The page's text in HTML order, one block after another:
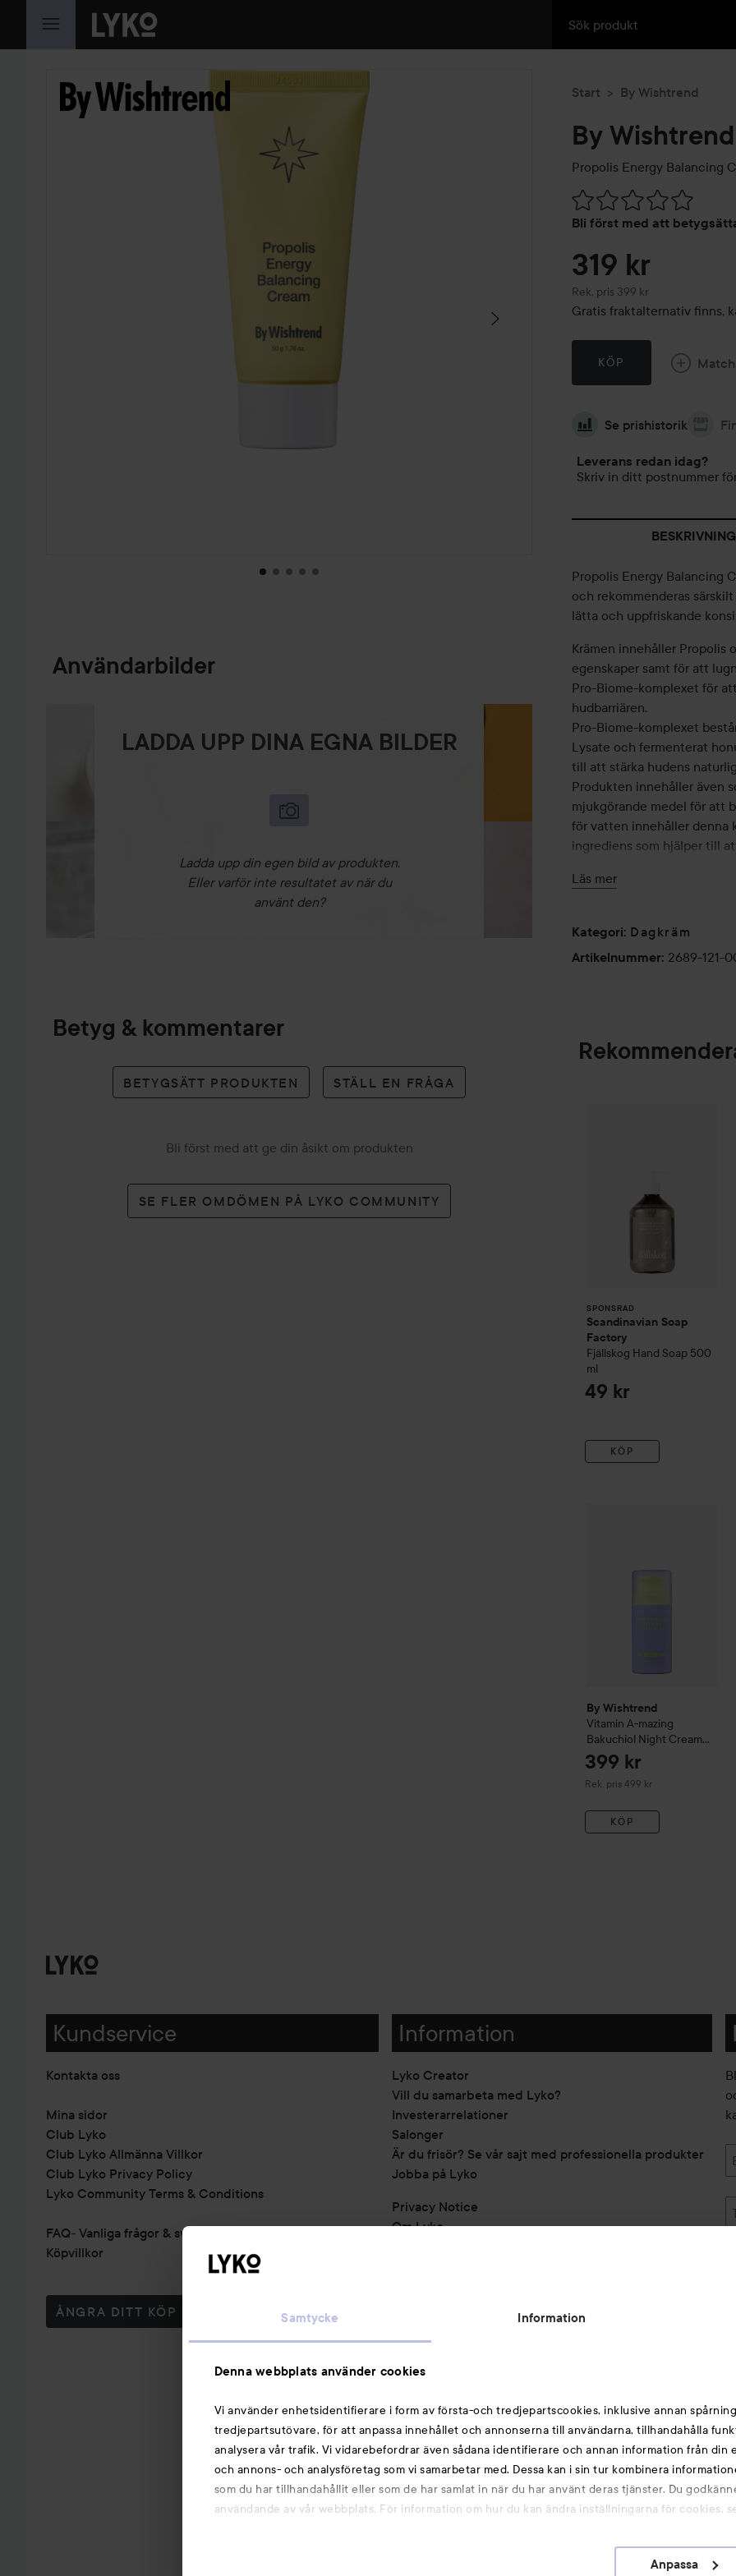
Samtycke Information
Denna webbplats använder cookies
Vi använder enhetsidentifierare i form av första-och tredjepartscookies, inklusive annan
tredjepartsutövare, för att anpassa innehållet och annonserna till användarna, tillhandahålla
analysera vår trafik. Vi vidarebefordrar även sådana identifierare och annan information från din
och annons- och analysföretag som vi samarbetar med. Dessa kan i sin tur kombinera
som du har tillhandahållit eller som de har samlat in när du har använt deras tjänster. Du
användande av vår webbplats. För information om hur du kan ändra inställningarna för cookies,
Anpassa
HOPPA TILL INNEHÅLLET
HOPPA ÖVER SEKTIONEN
Användarbilder
LADDA UPP DINA EGNA BILDER
Ladda upp din egen bild av produkten.
Eller varför inte resultatet av när du
använt den?
Betyg & kommentarer
BETYGSÄTT PRODUKTEN STÄLL EN FRÅGA
Bli först med att ge din åsikt om produkten
SE FLER OMDÖMEN PÅ LYKO COMMUNITY
Start By Wishtrend
By Wishtrend
Propolis Energy Balancing
Bli först med att
Hoppa till Betyg &
319 kr
Rek. pris 399 kr
Rekommenderat pris 399 kr
Gratis fraktalternativ finns,
KÖP
Se prishistorik
Leverans redan idag?
Skriv in ditt postnummer
BESKRIVNING
Propolis Energy Balancing
och rekommenderas
lätta och uppfriskande
Krämen innehåller Propolis
egenskaper samt för att
Pro-Biome-komplexet för
hudbarriären.
Pro-Biome-komplexet
Lysate och fermenterat
till att stärka hudens
Produkten innehåller även
mjukgörande medel för att
för vatten innehåller denna
ingrediens som hjälper till
hudens struktur och
Användning:
50 ml
Läs mer
Kategori: Dagkräm
Artikelnummer: 2689-121-
SPONSRAD
Scandinavian Soap
Factory
Fjällskog Hand Soap 500
ml
49 kr
KÖP
By Wishtrend
Vitamin A-mazing
Bakuchiol Night Cream
30 ml
399 kr
Rek. pris 499 kr
Rekommenderat pris 499 kr
KÖP
Kundservice
Kontakta oss
Mina sidor
Club Lyko
Club Lyko Allmänna Villkor
Club Lyko Privacy Policy
Lyko Community Terms & Conditions
FAQ- Vanliga frågor & svar
Köpvillkor
ÅNGRA DITT KÖP
Information
Lyko Creator
Vill du samarbeta med Lyko?
Investerarrelationer
Salonger
Är du frisör? Se vår sajt med professionella produkter
Jobba på Lyko
Privacy Notice
Om Lyko
Michael Edwards Fragrances of the World
Cookie Consent
Partners
Du kanske också gillar
Smink
Hårnålar